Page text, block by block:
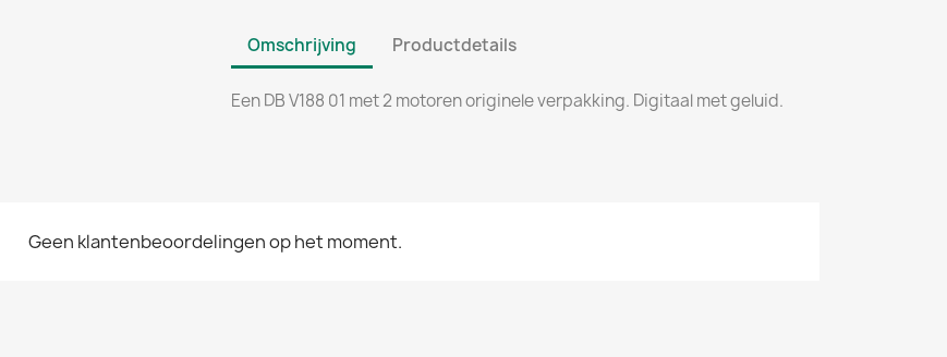
Omschrijving Productdetails
Een DB V188 01 met 2 motoren originele verpakking. Digitaal met geluid.
Geen klantenbeoordelingen op het moment.